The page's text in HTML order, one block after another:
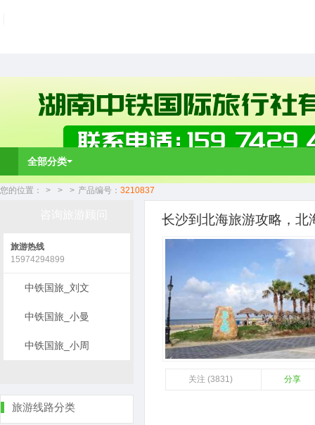
全部分类
您的位置： > > > 产品编号： 3210837
长沙到北海旅游攻略，北
关注 (3831) 分享
旅游热线
15974294899
中铁国旅_刘文
中铁国旅_小曼
中铁国旅_小周
旅游线路分类